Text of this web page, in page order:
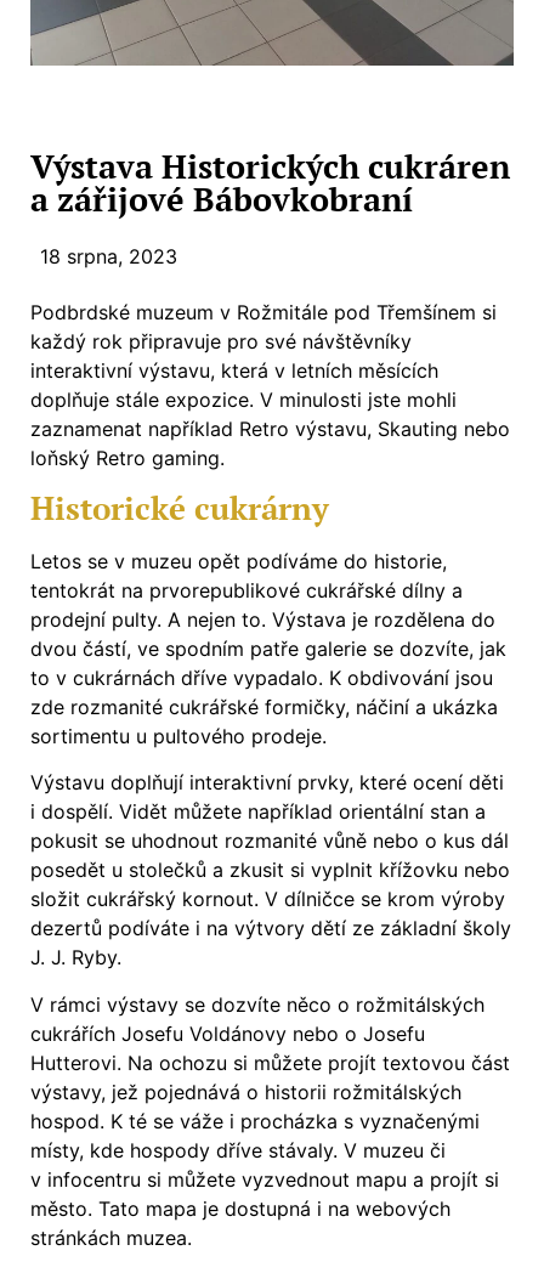
Výstava Historických cukráren
a zářijové Bábovkobraní
18 srpna, 2023
Podbrdské muzeum v Rožmitále pod Třemšínem si
každý rok připravuje pro své návštěvníky
interaktivní výstavu, která v letních měsících
doplňuje stále expozice. V minulosti jste mohli
zaznamenat například Retro výstavu, Skauting nebo
loňský Retro gaming.
Historické cukrárny
Letos se v muzeu opět podíváme do historie,
tentokrát na prvorepublikové cukrářské dílny a
prodejní pulty. A nejen to. Výstava je rozdělena do
dvou částí, ve spodním patře galerie se dozvíte, jak
to v cukrárnách dříve vypadalo. K obdivování jsou
zde rozmanité cukrářské formičky, náčiní a ukázka
sortimentu u pultového prodeje.
Výstavu doplňují interaktivní prvky, které ocení děti
i dospělí. Vidět můžete například orientální stan a
pokusit se uhodnout rozmanité vůně nebo o kus dál
posedět u stolečků a zkusit si vyplnit křížovku nebo
složit cukrářský kornout. V dílničce se krom výroby
dezertů podíváte i na výtvory dětí ze základní školy
J. J. Ryby.
V rámci výstavy se dozvíte něco o rožmitálských
cukrářích Josefu Voldánovy nebo o Josefu
Hutterovi. Na ochozu si můžete projít textovou část
výstavy, jež pojednává o historii rožmitálských
hospod. K té se váže i procházka s vyznačenými
místy, kde hospody dříve stávaly. V muzeu či
v infocentru si můžete vyzvednout mapu a projít si
město. Tato mapa je dostupná i na webových
stránkách muzea.